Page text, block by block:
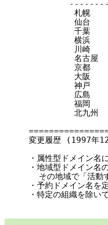
札幌
仙台
千葉
横浜
川崎
名古屋
京都
大阪
神戸
広島
福岡
北九州
変更履歴 (1997年
・属性型ドメイン名
・地域型ドメイン
その地域で「活動
・予約ドメイン名を
・特定の組織を除い